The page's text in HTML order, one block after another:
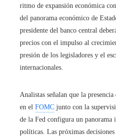
ritmo de expansión económica
del panorama económico de
presidente del banco central
precios con el impulso al
presión de los legisladores y el
internacionales.
Analistas señalan que la
en el FOMC junto con la
de la Fed configura un panorama
políticas. Las próximas decisiones